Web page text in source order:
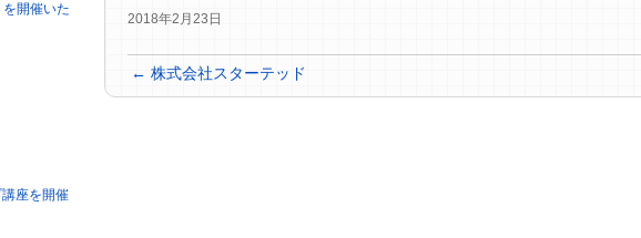
2018年2月23日
← 株式会社スターテッド
開催いた
座を開催